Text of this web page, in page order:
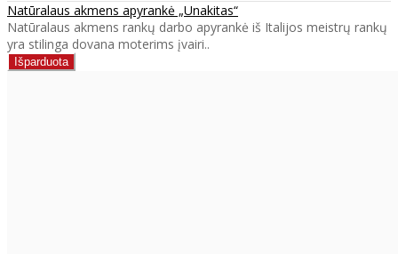
Natūralaus akmens apyrankė „Unakitas“
Natūralaus akmens rankų darbo apyrankė iš Italijos meistrų rankų
yra stilinga dovana moterims įvairi..